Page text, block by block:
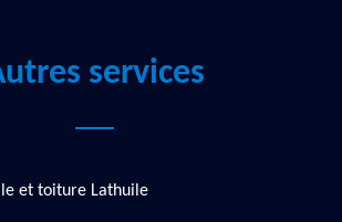
services
et toiture Lathuile